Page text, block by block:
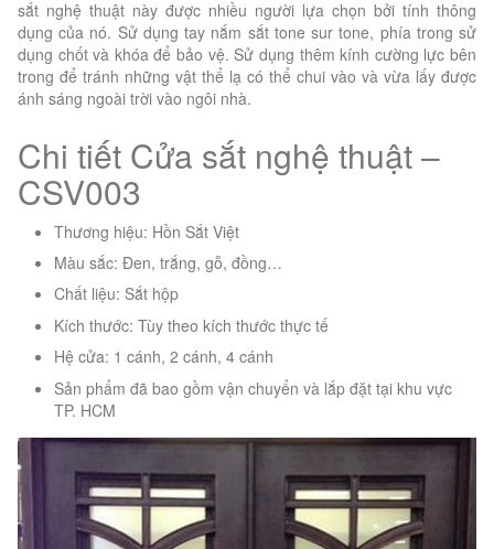
sắt nghệ thuật này được nhiều người lựa chọn bởi tính thông
dụng của nó. Sử dụng tay nắm sắt tone sur tone, phía trong sử
dụng chốt và khóa để bảo vệ. Sử dụng thêm kính cường lực bên
trong để tránh những vật thể lạ có thể chui vào và vừa lấy được
ánh sáng ngoài trời vào ngôi nhà.
Chi tiết Cửa sắt nghệ thuật –
CSV003
Thương hiệu: Hồn Sắt Việt
Màu sắc: Đen, trắng, gỗ, đồng…
Chất liệu: Sắt hộp
Kích thước: Tùy theo kích thước thực tế
Hệ cửa: 1 cánh, 2 cánh, 4 cánh
Sản phẩm đã bao gồm vận chuyển và lắp đặt tại khu vực
TP. HCM